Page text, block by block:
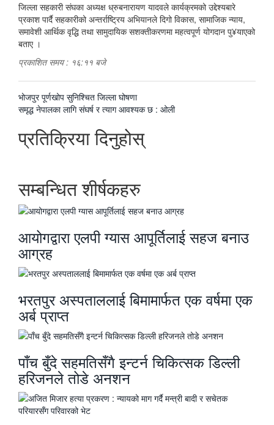
जिल्ला सहकारी संघका अध्यक्ष ध्रुबनारायण यादवले कार्यक्रमको उद्देश्यबारे
प्रकाश पार्दै सहकारीको अन्तर्राष्ट्रिय अभियानले दिगो विकास, सामाजिक न्याय,
समावेशी आर्थिक वृद्धि तथा सामुदायिक सशक्तीकरणमा महत्वपूर्ण योगदान पु¥याएको
बताए ।
प्रकाशित समय : १६:११ बजे
पछिल्लाे
-
भोजपुर पूर्णखोप सुनिश्चित जिल्ला घोषणा
अघिल्लाे
समृद्ध नेपालका लागि संघर्ष र त्याग आवश्यक छ : ओली
प्रतिक्रिया दिनुहोस्
सम्बन्धित शीर्षकहरु
आयोगद्वारा एलपी ग्यास आपूर्तिलाई सहज बनाउ
आग्रह
भरतपुर अस्पताललाई बिमामार्फत एक वर्षमा एक
अर्ब प्राप्त
पाँच बुँदे सहमतिसँगै इन्टर्न चिकित्सक डिल्ली
हरिजनले तोडे अनशन